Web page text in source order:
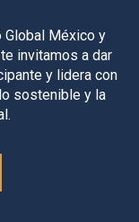
Global México y
invitamos a dar
y lidera con
sostenible y la